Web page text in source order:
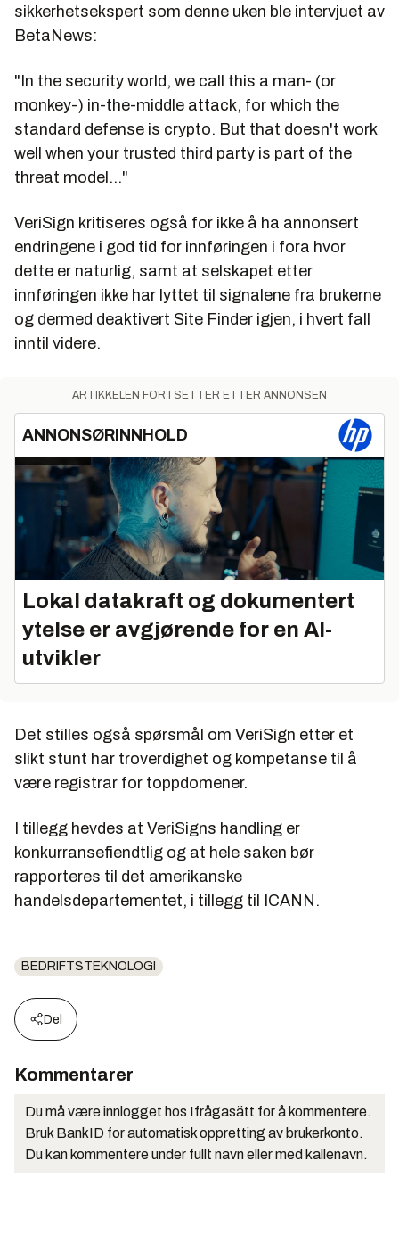
sikkerhetsekspert som denne uken ble intervjuet av
BetaNews:
" In the security world, we call this a man- (or
monkey-) in-the-middle attack, for which the
standard defense is crypto. But that doesn't work
well when your trusted third party is part of the
threat model..."
VeriSign kritiseres også for ikke å ha annonsert
endringene i god tid for innføringen i fora hvor
dette er naturlig, samt at selskapet etter
innføringen ikke har lyttet til signalene fra brukerne
og dermed deaktivert Site Finder igjen, i hvert fall
inntil videre.
ARTIKKELEN FORTSETTER ETTER ANNONSEN
ANNONSØRINNHOLD
Lokal datakraft og dokumentert
ytelse er avgjørende for en AI-
utvikler
Det stilles også spørsmål om VeriSign etter et
slikt stunt har troverdighet og kompetanse til å
være registrar for toppdomener.
I tillegg hevdes at VeriSigns handling er
konkurransefiendtlig og at hele saken bør
rapporteres til det amerikanske
handelsdepartementet, i tillegg til ICANN.
BEDRIFTSTEKNOLOGI
Del
Kommentarer
Du må være innlogget hos Ifrågasätt for å kommentere.
Bruk BankID for automatisk oppretting av brukerkonto.
Du kan kommentere under fullt navn eller med kallenavn.